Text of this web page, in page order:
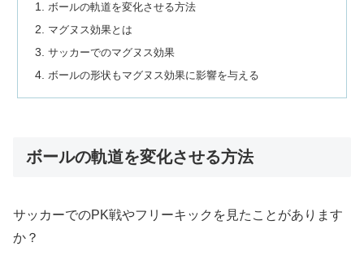
ボールの軌道を変化させる方法
マグヌス効果とは
サッカーでのマグヌス効果
ボールの形状もマグヌス効果に影響を与える
ボールの軌道を変化させる方法
サッカーでのPK戦やフリーキックを見たことがあります
か？